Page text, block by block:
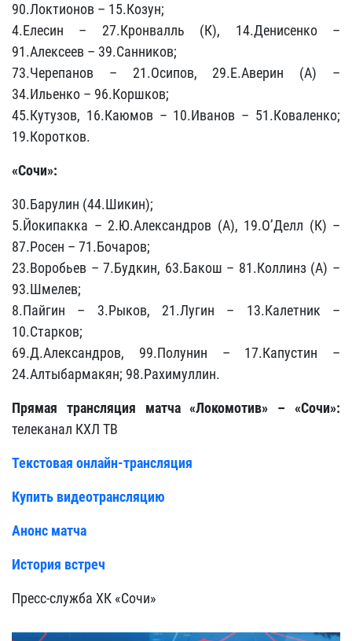
90.Локтионов – 15.Козун;
4.Елесин – 27.Кронвалль (К), 14.Денисенко –
91.Алексеев – 39.Санников;
73.Черепанов – 21.Осипов, 29.Е.Аверин (А) –
34.Ильенко – 96.Коршков;
45.Кутузов, 16.Каюмов – 10.Иванов – 51.Коваленко;
19.Коротков.
«Сочи»:
30.Барулин (44.Шикин);
5.Йокипакка – 2.Ю.Александров (А), 19.О’Делл (К) –
87.Росен – 71.Бочаров;
23.Воробьев – 7.Будкин, 63.Бакош – 81.Коллинз (А) –
93.Шмелев;
8.Пайгин – 3.Рыков, 21.Лугин – 13.Калетник –
10.Старков;
69.Д.Александров, 99.Полунин – 17.Капустин –
24.Алтыбармакян; 98.Рахимуллин.
Прямая трансляция матча «Локомотив» – «Сочи»:
телеканал КХЛ ТВ
Текстовая онлайн-трансляция
Купить видеотрансляцию
Анонс матча
История встреч
Пресс-служба ХК «Сочи»